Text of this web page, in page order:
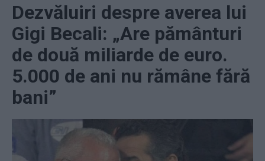
Dezvăluiri despre averea lui
Gigi Becali: „Are pământuri
de două miliarde de euro.
5.000 de ani nu rămâne fără
bani”